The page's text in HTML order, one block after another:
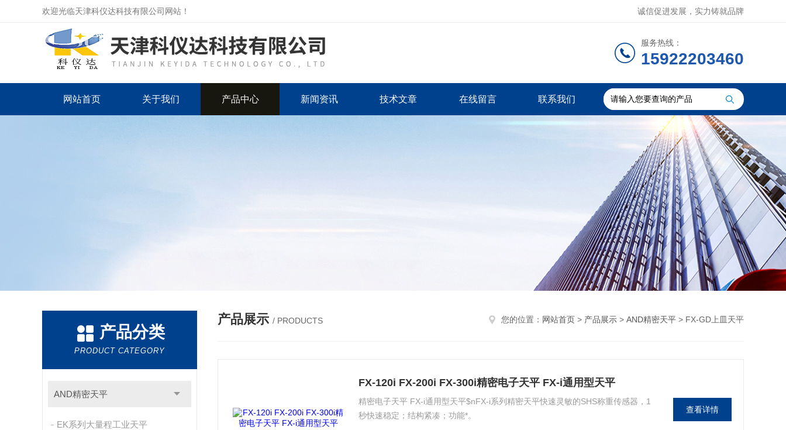
欢迎光临天津科仪达科技有限公司网站！ 诚信促进发展，实力铸就品牌
服务热线：
15922203460
网站首页 关于我们 产品中心 新闻资讯 技术文章 在线留言 联系我们
产品分类
PRODUCT CATEGORY
AND精密天平
EK系列大量程工业天平
产品展示 / PRODUCTS 您的位置： 网站首页 > 产品展示 > AND精密天平 > FX-GD上皿天平
FX-120i FX-200i FX-300i精密电子天平 FX-i通用型天平
精密电子天平 FX-i通用型天平$nFX-i系列精密天平快速灵敏的SHS称重传感器，1
秒快速稳定；结构紧凑；功能*。
查看详情